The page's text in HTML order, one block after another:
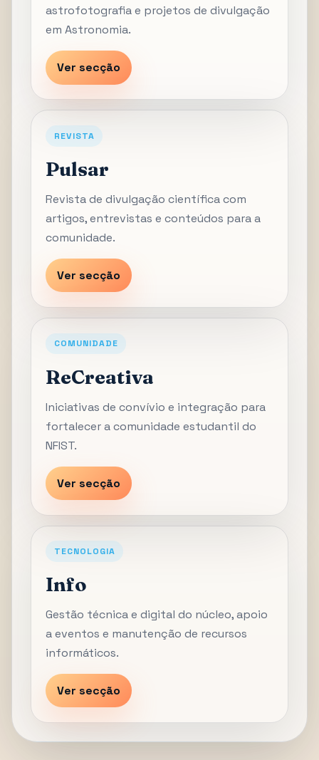
astrofotografia e projetos de divulgação
em Astronomia.
Ver secção
REVISTA
Pulsar
Revista de divulgação científica com
artigos, entrevistas e conteúdos para a
comunidade.
Ver secção
COMUNIDADE
ReCreativa
Iniciativas de convívio e integração para
fortalecer a comunidade estudantil do
NFIST.
Ver secção
TECNOLOGIA
Info
Gestão técnica e digital do núcleo, apoio
a eventos e manutenção de recursos
informáticos.
Ver secção